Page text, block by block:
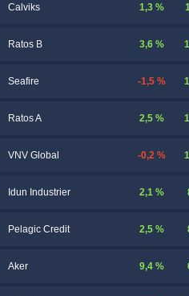
Calviks 1,3 %
Ratos B 3,6 %
Seafire -1,5 %
Ratos A 2,5 %
VNV Global -0,2 %
Idun Industrier 2,1 %
Pelagic Credit 2,5 %
Aker 9,4 %